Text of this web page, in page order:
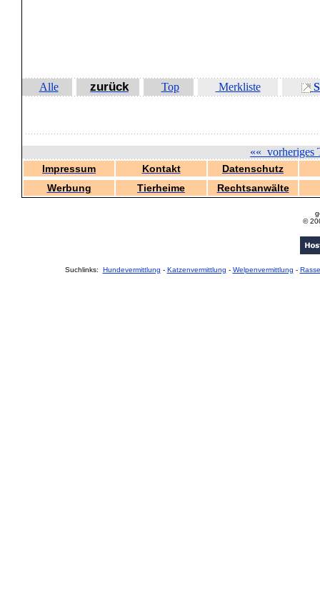
Alle zurück Top Merkliste
«« vorheriges
Impressum Kontakt
Datenschutz
Werbung
Tierheime Rechtsanwälte
©
Suchlinks: Hundevermittlung - Katzenvermittlung - Welpenvermittlung -